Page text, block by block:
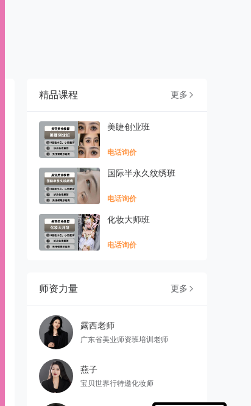
精品课程 更多 
美睫创业班
电话询价
国际半永久纹绣班
电话询价
化妆大师班
电话询价
师资力量 更多 
露西老师
广东省美业师资班培训老师
燕子
宝贝世界行特邀化妆师